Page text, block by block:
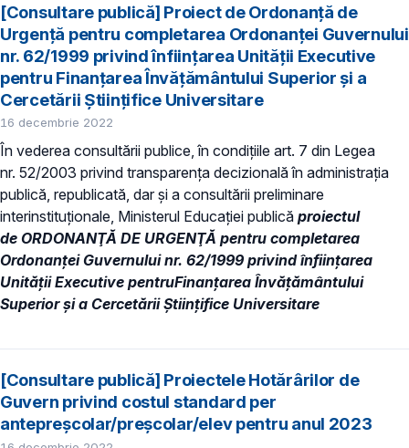
[Consultare publică] Proiect de Ordonanță de
Urgență pentru completarea Ordonanţei Guvernului
nr. 62/1999 privind înfiinţarea Unităţii Executive
pentru Finanţarea Învăţământului Superior şi a
Cercetării Ştiinţifice Universitare
16 decembrie 2022
În vederea consultării publice, în condiţiile art. 7 din Legea
nr. 52/2003 privind transparenţa decizională în administraţia
publică, republicată, dar și a consultării preliminare
interinstituționale, Ministerul Educaţiei publică proiectul
de ORDONANŢĂ DE URGENŢĂ pentru completarea
Ordonanţei Guvernului nr. 62/1999 privind înfiinţarea
Unităţii Executive pentruFinanţarea Învăţământului
Superior şi a Cercetării Ştiinţifice Universitare
[Consultare publică] Proiectele Hotărârilor de
Guvern privind costul standard per
antepreșcolar/preșcolar/elev pentru anul 2023